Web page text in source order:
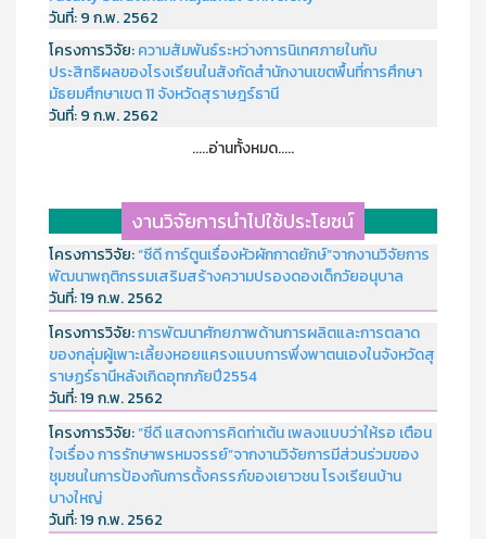
วันที่:9 ก.พ. 2562
โครงการวิจัย:ความสัมพันธ์ระหว่างการนิเทศภายในกับ
ประสิทธิผลของโรงเรียนในสังกัดสำนักงานเขตพื้นที่การศึกษา
มัธยมศึกษาเขต 11 จังหวัดสุราษฎร์ธานี
วันที่:9 ก.พ. 2562
.....อ่านทั้งหมด.....
งานวิจัยการนำไปใช้ประโยชน์
โครงการวิจัย:“ซีดี การ์ตูนเรื่องหัวผักกาดยักษ์”จากงานวิจัยการ
พัฒนาพฤติกรรมเสริมสร้างความปรองดองเด็กวัยอนุบาล
วันที่:19 ก.พ. 2562
โครงการวิจัย:การพัฒนาศักยภาพด้านการผลิตและการตลาด
ของกลุ่มผู้เพาะเลี้ยงหอยแครงแบบการพึ่งพาตนเองในจังหวัดสุ
ราษฏร์ธานีหลังเกิดอุทกภัยปี2554
วันที่:19 ก.พ. 2562
โครงการวิจัย:“ซีดี แสดงการคิดท่าเต้น เพลงแบบว่าให้รอ เตือน
ใจเรื่อง การรักษาพรหมจรรย์”จากงานวิจัยการมีส่วนร่วมของ
ชุมชนในการป้องกันการตั้งครรภ์ของเยาวชน โรงเรียนบ้าน
บางใหญ่
วันที่:19 ก.พ. 2562